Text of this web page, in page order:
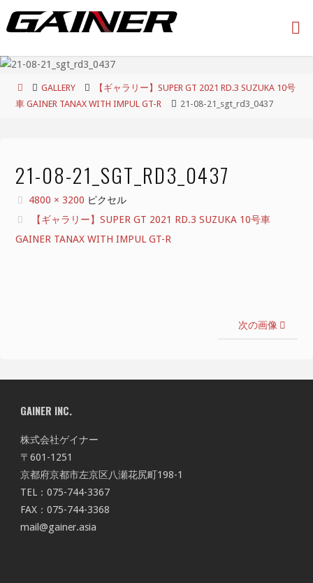
ン
ン
ホ
ー
GALLERY
【ギャラリー】SUPER GT 2021 RD.3 SUZUKA 10号
車 GAINER TANAX WITH IMPUL GT-R
21-08-21_sgt_rd3_0437
21-08-21_SGT_RD3_0437
フ
ル
サ
4800 × 3200 ピクセル
【ギャラリー】SUPER GT 2021 RD.3 SUZUKA 10号車
GAINER TANAX WITH IMPUL GT-R
次の画像
GAINER INC.
株式会社ゲイナー
〒601-1251
京都府京都市左京区八瀬花尻町198-1
TEL：075-744-3367
FAX：075-744-3368
mail@gainer.asia